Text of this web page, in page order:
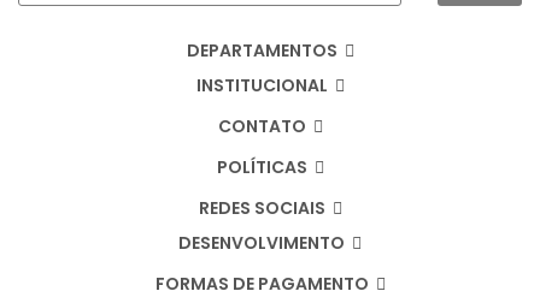
DEPARTAMENTOS
INSTITUCIONAL
CONTATO
POLÍTICAS
REDES SOCIAIS
DESENVOLVIMENTO
FORMAS DE PAGAMENTO